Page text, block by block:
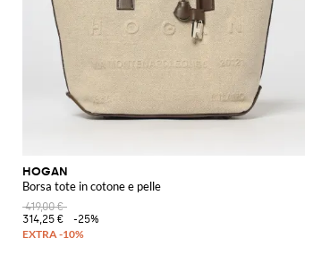
HOGAN
Borsa tote in cotone e pelle
419,00 €
314,25 €
-25%